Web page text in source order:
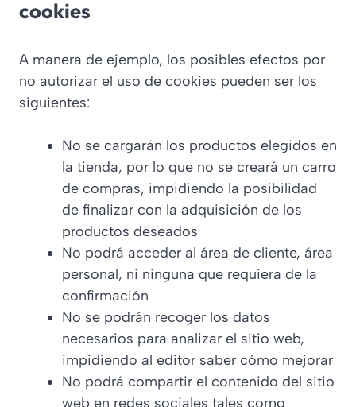
cookies
A manera de ejemplo, los posibles efectos por
no autorizar el uso de cookies pueden ser los
siguientes:
No se cargarán los productos elegidos en
la tienda, por lo que no se creará un carro
de compras, impidiendo la posibilidad
de finalizar con la adquisición de los
productos deseados
No podrá acceder al área de cliente, área
personal, ni ninguna que requiera de la
confirmación
No se podrán recoger los datos
necesarios para analizar el sitio web,
impidiendo al editor saber cómo mejorar
No podrá compartir el contenido del sitio
web en redes sociales tales como